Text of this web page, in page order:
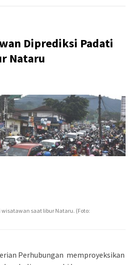
Diprediksi Padati
Nataru
saat libur Nataru. (Foto:
Perhubungan memproyeksikan